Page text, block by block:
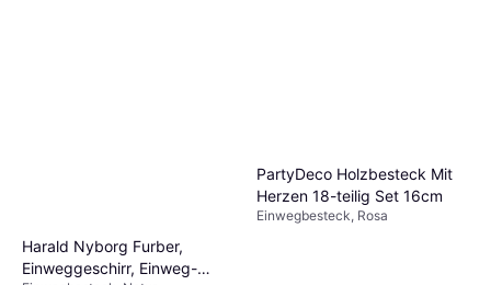
Harald Nyborg Furber,
Einweggeschirr, Einweg-
PartyDeco Holzbesteck Mit
Herzen 18-teilig Set 16cm
Einwegbesteck, Rosa